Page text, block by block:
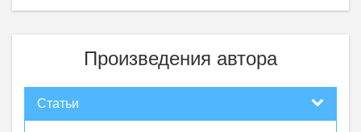
Произведения автора
Статьи